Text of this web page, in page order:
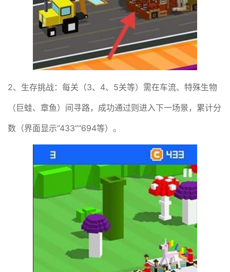
2、生存挑战：每关（3、4、5关等）需在车流、特殊生物
（巨蛙、章鱼）间寻路，成功通过则进入下一场景，累计分
数（界面显示“433”“694等）。